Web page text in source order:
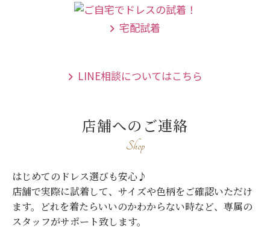
宅配試着
LINE相談についてはこちら
店舗へのご連絡
Shop
はじめてのドレス選びも安心♪
店舗で実際に試着して、サイズや色柄をご確認いただけ
ます。
どれを着たらいいのかわからない時など、専属の
スタッフがサポート致します。